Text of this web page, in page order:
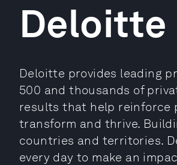
Deloitte
Deloitte provides leading
500 and thousands of
results that help reinforce
transform and thrive.
countries and territories.
every day to make an